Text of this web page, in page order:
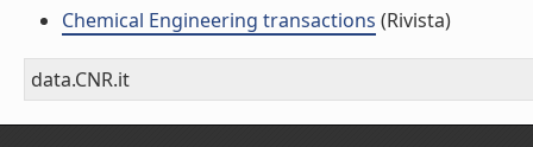
Chemical Engineering transactions (Rivista)
data.CNR.it